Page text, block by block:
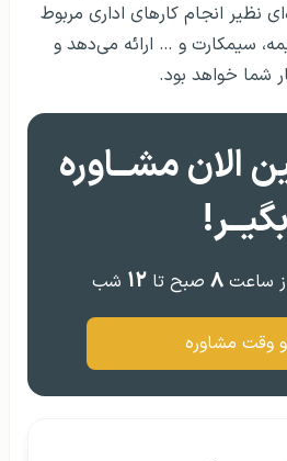
نظیر انجام کار‌های اداری مربوط
سیمکارت و … ارائه می‌دهد و
شما خواهد بود.
الان مشــاوره
بگیــر!
ساعت۸ صبح تا۱۲ شب
وقت مشاوره